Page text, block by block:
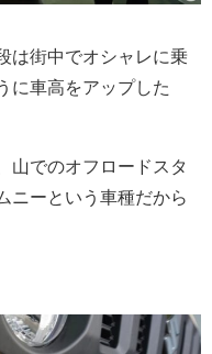
は街中でオシャレに乗
に車高をアップした
山でのオフロードスタ
ニーという車種だから